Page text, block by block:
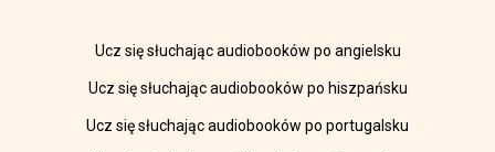
Ucz się słuchając audiobooków po angielsku
Ucz się słuchając audiobooków po hiszpańsku
Ucz się słuchając audiobooków po portugalsku